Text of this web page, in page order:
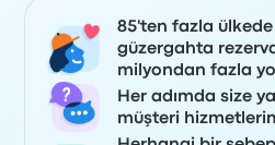
85'ten fazla
güzergahta
milyondan fazla
Her adımda size
müşteri